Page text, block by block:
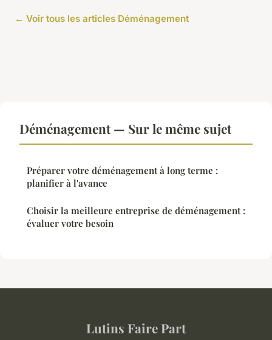
← Voir tous les articles Déménagement
Déménagement — Sur le même sujet
Préparer votre déménagement à long terme :
planifier à l'avance
Choisir la meilleure entreprise de déménagement :
évaluer votre besoin
Lutins Faire Part